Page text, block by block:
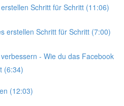
Schritt für Schritt (11:06)
erstellen Schritt für Schritt (7:00)
- Wie du das Facebook
(6:34)
(12:03)